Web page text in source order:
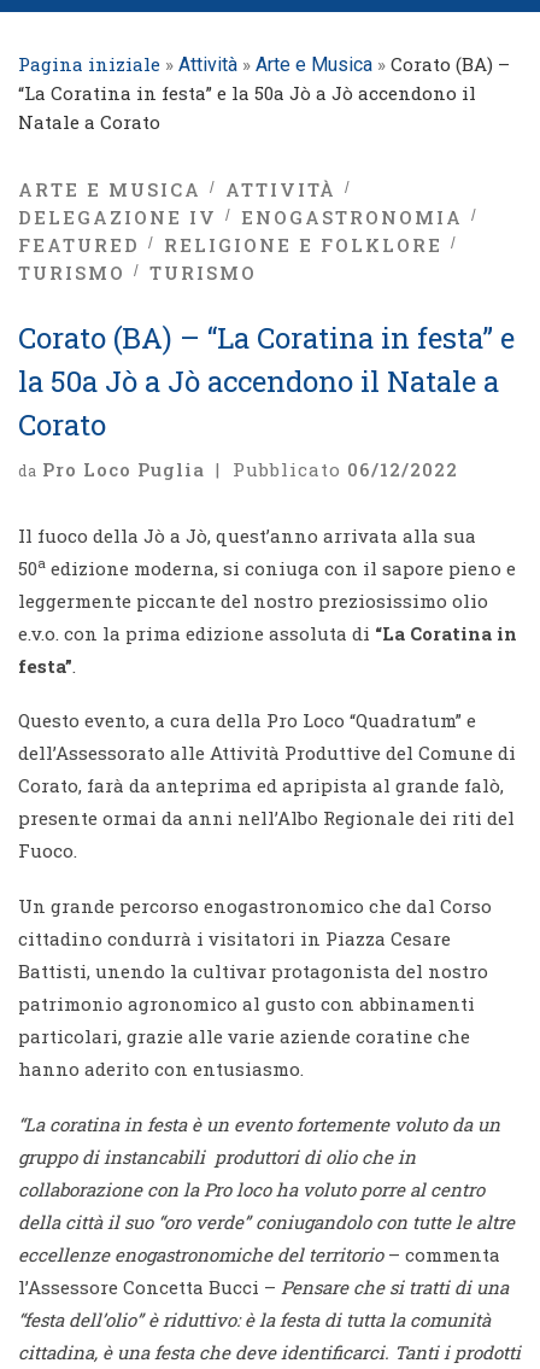
Pagina iniziale » Attività » Arte e Musica » Corato (BA) –
“La Coratina in festa” e la 50a Jò a Jò accendono il
Natale a Corato
ARTE E MUSICA
ATTIVITÀ
DELEGAZIONE IV
ENOGASTRONOMIA
FEATURED
RELIGIONE E FOLKLORE
TURISMO
TURISMO
Corato (BA) – “La Coratina in festa” e
la 50a Jò a Jò accendono il Natale a
Corato
da Pro Loco Puglia | Pubblicato 06/12/2022
Il fuoco della Jò a Jò, quest’anno arrivata alla sua
50a edizione moderna, si coniuga con il sapore pieno e
leggermente piccante del nostro preziosissimo olio
e.v.o. con la prima edizione assoluta di “La Coratina in
festa”
Questo evento, a cura della Pro Loco “Quadratum” e
dell’Assessorato alle Attività Produttive del Comune di
Corato, farà da anteprima ed apripista al grande falò,
presente ormai da anni nell’Albo Regionale dei riti del
Fuoco.
Un grande percorso enogastronomico che dal Corso
cittadino condurrà i visitatori in Piazza Cesare
Battisti, unendo la cultivar protagonista del nostro
patrimonio agronomico al gusto con abbinamenti
particolari, grazie alle varie aziende coratine che
hanno aderito con entusiasmo.
“La coratina in festa è un evento fortemente voluto da un
gruppo di instancabili produttori di olio che in
collaborazione con la Pro loco ha voluto porre al centro
della città il suo “oro verde” coniugandolo con tutte le altre
eccellenze enogastronomiche del territorio – commenta
l’Assessore Concetta Bucci – Pensare che si tratti di una
“festa dell’olio” è riduttivo: è la festa di tutta la comunità
cittadina, è una festa che deve identificarci. Tanti i prodotti